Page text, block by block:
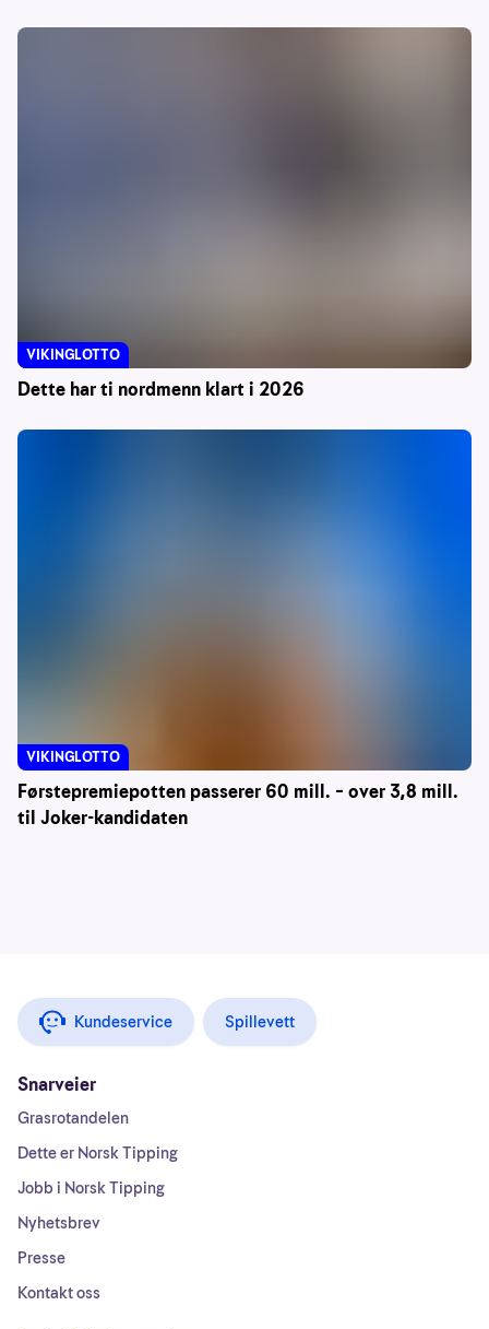
Dette har ti nordmenn klart i 2026
VIKINGLOTTO
Førstepremiepotten passerer 60 mill. – over 3,8 mill.
til Joker-kandidaten
VIKINGLOTTO
Kundeservice Spillevett
Snarveier
Grasrotandelen
Dette er Norsk Tipping
Jobb i Norsk Tipping
Nyhetsbrev
Presse
Kontakt oss